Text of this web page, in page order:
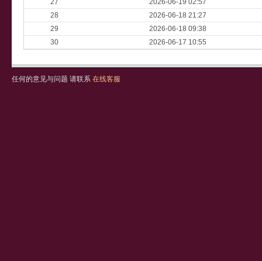
27
2026-06-19 02:57
28
2026-06-18 21:27
29
2026-06-18 09:38
30
2026-06-17 10:55
任何的意见与问题 请联系 在线客服